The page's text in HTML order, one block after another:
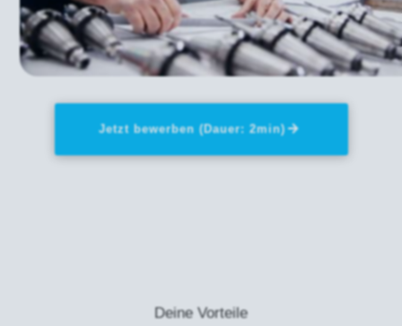
Jetzt bewerben (Dauer: 2min)
Deine Vorteile